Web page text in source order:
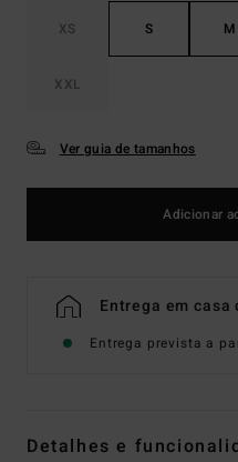
XS S M
XXL
Ver guia de tamanhos
Adicionar
Entrega em
Entrega prevista a
Detalhes e